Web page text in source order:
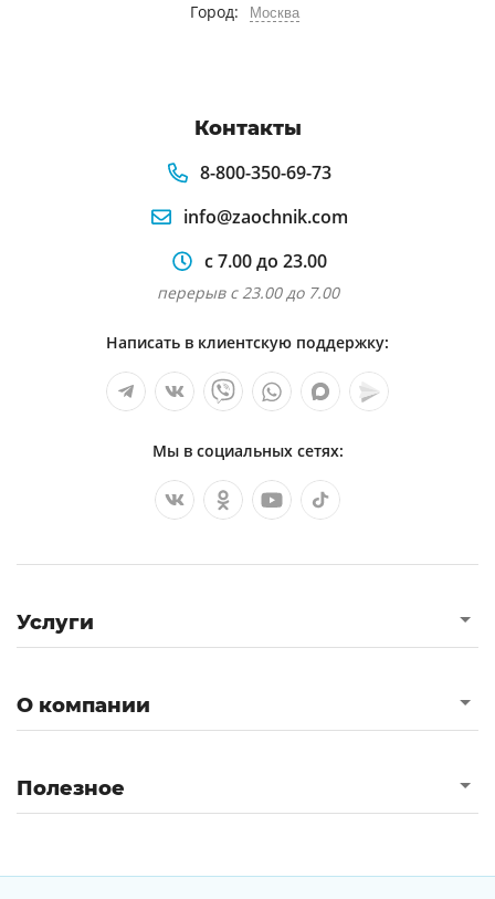
Город: Москва
Контакты
8-800-350-69-73
info@zaochnik.com
с 7.00 до 23.00
перерыв с 23.00 до 7.00
Написать в клиентскую поддержку:
Мы в социальных сетях:
Услуги
О компании
Полезное